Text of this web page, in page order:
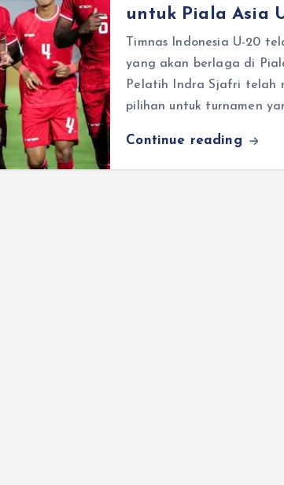
untuk Piala Asia
Timnas Indonesia U-20
yang akan berlaga di
Pelatih Indra Sjafri telah
pilihan untuk turnamen
Continue reading